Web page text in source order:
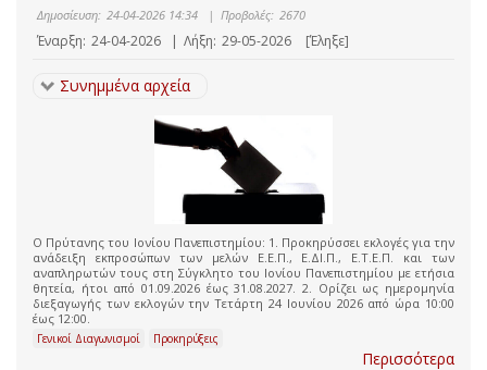
Δημοσίευση: 24-04-2026 14:34 | Προβολές: 2670
Έναρξη: 24-04-2026 | Λήξη: 29-05-2026 [Έληξε]
Συνημμένα αρχεία
Ο Πρύτανης του Ιονίου Πανεπιστημίου: 1. Προκηρύσσει εκλογές για την
ανάδειξη εκπροσώπων των μελών Ε.Ε.Π., Ε.ΔΙ.Π., Ε.Τ.Ε.Π. και των
αναπληρωτών τους στη Σύγκλητο του Ιονίου Πανεπιστημίου με ετήσια
θητεία, ήτοι από 01.09.2026 έως 31.08.2027. 2. Ορίζει ως ημερομηνία
διεξαγωγής των εκλογών την Τετάρτη 24 Ιουνίου 2026 από ώρα 10:00
έως 12:00.
Γενικοί Διαγωνισμοί Προκηρύξεις
Περισσότερα